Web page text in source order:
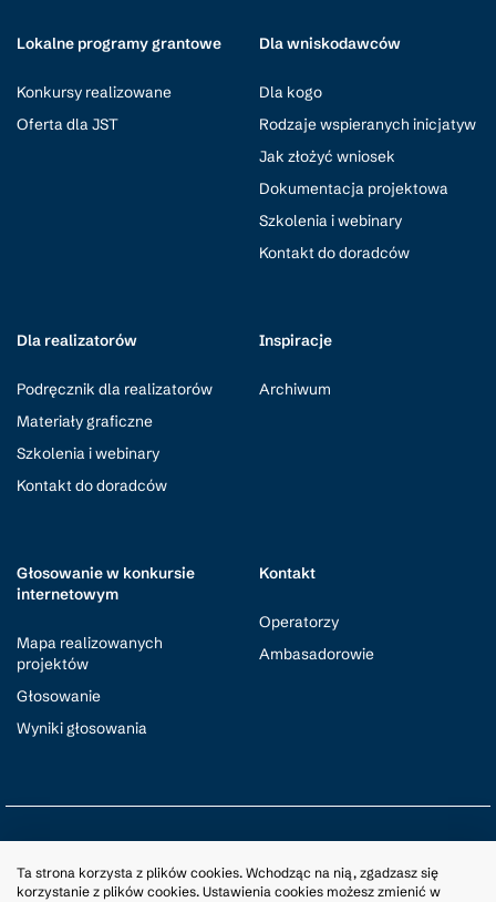
Lokalne programy grantowe
Konkursy realizowane
Oferta dla JST
Dla wniskodawców
Dla kogo
Rodzaje wspieranych inicjatyw
Jak złożyć wniosek
Dokumentacja projektowa
Szkolenia i webinary
Kontakt do doradców
Dla realizatorów
Podręcznik dla realizatorów
Materiały graficzne
Szkolenia i webinary
Kontakt do doradców
Inspiracje
Archiwum
Głosowanie w konkursie
internetowym
Mapa realizowanych
projektów
Głosowanie
Wyniki głosowania
Kontakt
Operatorzy
Ambasadorowie
Polityka Cookies RODO
Ta strona korzysta z plików cookies. Wchodząc na nią, zgadzasz się
korzystanie z plików cookies. Ustawienia cookies możesz zmienić w